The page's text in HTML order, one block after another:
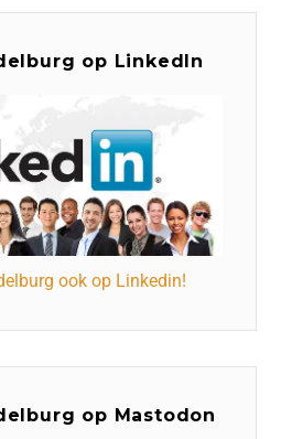
op LinkedIn
ook op Linkedin!
op Mastodon